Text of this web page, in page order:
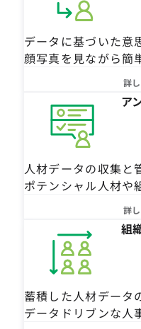
データに基づいた意
顔写真を見ながら簡
詳
ア
人材データの収集と
ポテンシャル人材や
詳
組
蓄積した人材データ
データドリブンな人